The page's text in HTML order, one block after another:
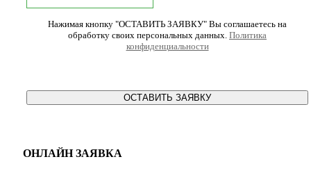
Нажимая кнопку "ОСТАВИТЬ ЗАЯВКУ" Вы соглашаетесь на
обработку своих персональных данных.Политика
конфиденциальности
ОСТАВИТЬ ЗАЯВКУ
ОНЛАЙН ЗАЯВКА